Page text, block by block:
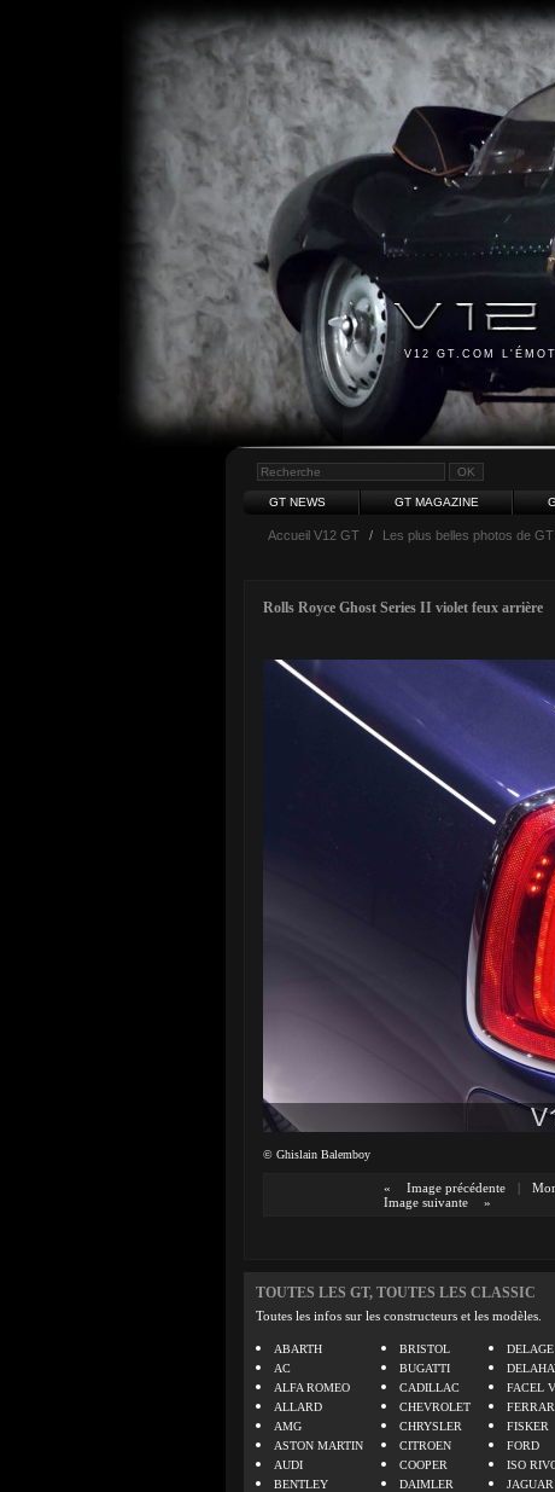
V12 GT.COM
GT NEWS GT MAGAZINE
Accueil V12 GT / Les plus belles photos de GT
Rolls Royce Ghost Series II violet feux arrière
© Ghislain Balemboy
« Image précédente |
Image suivante
»
TOUTES LES GT, TOUTES LES CLASSIC
Toutes les infos sur les constructeurs et les modèles.
ABARTH
AC
ALFA ROMEO
ALLARD
AMG
ASTON MARTIN
AUDI
BENTLEY
BRISTOL
BUGATTI
CADILLAC
CHEVROLET
CHRYSLER
CITROEN
COOPER
DAIMLER
DELAGE
FACEL
FISKER
FORD
ISO
JAGUAR